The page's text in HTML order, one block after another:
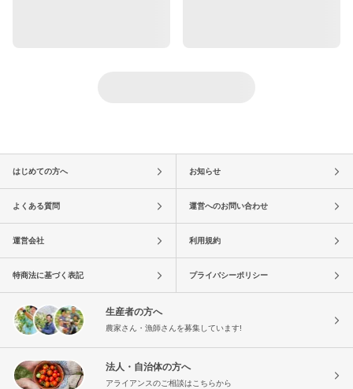
はじめての方へ お知らせ
よくある質問 運営へのお問い合わせ
運営会社 利用規約
特商法に基づく表記 プライバシーポリシー
生産者の方へ
農家さん・漁師さんを募集しています!
法人・自治体の方へ
アライアンスのご相談はこちらから